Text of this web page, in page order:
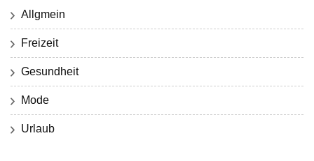
Allgmein
Freizeit
Gesundheit
Mode
Urlaub